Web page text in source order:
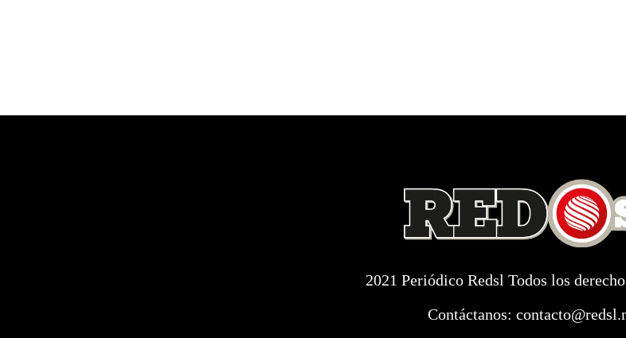
2021 Periódico Redsl Todos los
Contáctanos: